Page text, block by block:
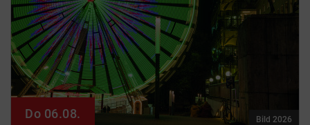
Do 06.08. Bild 2026